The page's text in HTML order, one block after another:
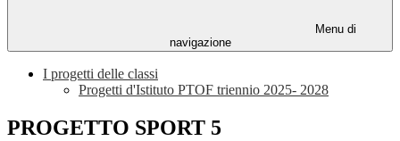
Menu di
navigazione
I progetti delle classi
Progetti d'Istituto PTOF triennio 2025- 2028
PROGETTO SPORT 5